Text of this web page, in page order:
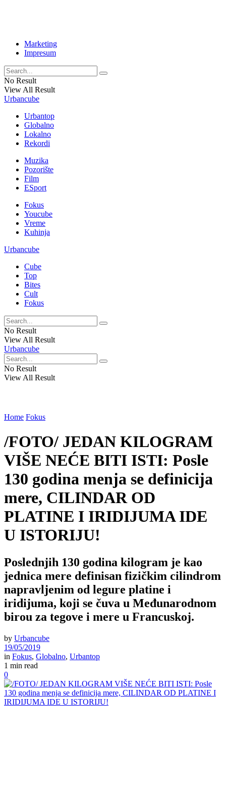
Marketing
Impresum
No Result
View All Result
Urbancube
Urbantop
Globalno
Lokalno
Rekordi
Muzika
Pozorište
Film
ESport
Fokus
Youcube
Vreme
Kuhinja
Urbancube
Cube
Top
Bites
Cult
Fokus
No Result
View All Result
Urbancube
No Result
View All Result
Home Fokus
/FOTO/ JEDAN KILOGRAM
VIŠE NEĆE BITI ISTI: Posle
130 godina menja se definicija
mere, CILINDAR OD
PLATINE I IRIDIJUMA IDE
U ISTORIJU!
Poslednjih 130 godina kilogram je kao
jednica mere definisan fizičkim cilindrom
napravljenim od legure platine i
iridijuma, koji se čuva u Međunarodnom
birou za tegove i mere u Francuskoj.
by Urbancube
19/05/2019
in Fokus, Globalno, Urbantop
1 min read
0